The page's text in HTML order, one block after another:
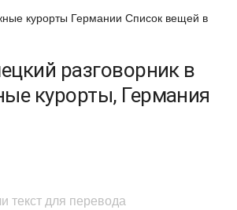
курорты Германии Список вещей в
разговорник в
курорты, Германия
текст для перевода